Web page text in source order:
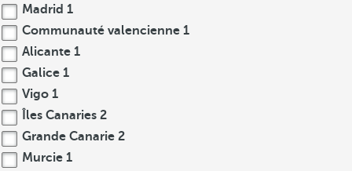
Madrid 1
Communauté valencienne 1
Alicante 1
Galice 1
Vigo 1
Îles Canaries 2
Grande Canarie 2
Murcie 1